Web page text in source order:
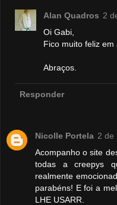
Alan Quadros 2
Oi Gabi,
Fico muito feliz em
Abraços.
Responder
Nicolle Portela 2 de
Acompanho o site
todas a creepys
realmente
parabéns! E foi a
LHE USARR.